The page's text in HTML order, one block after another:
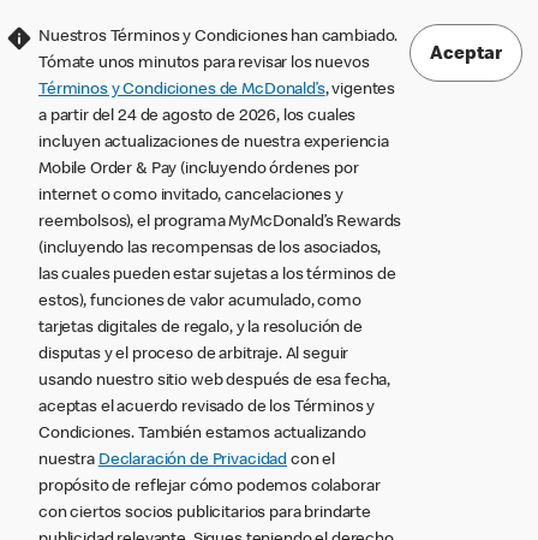
Nuestros Términos y Condiciones han cambiado.
Tómate unos minutos para revisar los nuevos
Términos y Condiciones de McDonald’s, vigentes
a partir del 24 de agosto de 2026, los cuales
incluyen actualizaciones de nuestra experiencia
Mobile Order & Pay (incluyendo órdenes por
internet o como invitado, cancelaciones y
reembolsos), el programa MyMcDonald’s Rewards
(incluyendo las recompensas de los asociados,
las cuales pueden estar sujetas a los términos de
estos), funciones de valor acumulado, como
tarjetas digitales de regalo, y la resolución de
disputas y el proceso de arbitraje. Al seguir
usando nuestro sitio web después de esa fecha,
aceptas el acuerdo revisado de los Términos y
Condiciones. También estamos actualizando
nuestra Declaración de Privacidad con el
propósito de reflejar cómo podemos colaborar
con ciertos socios publicitarios para brindarte
Aceptar